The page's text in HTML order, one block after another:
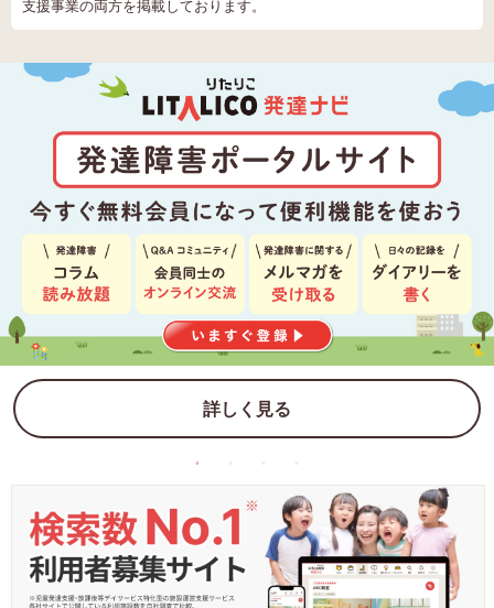
支援事業の両方を掲載しております。
詳しく見る